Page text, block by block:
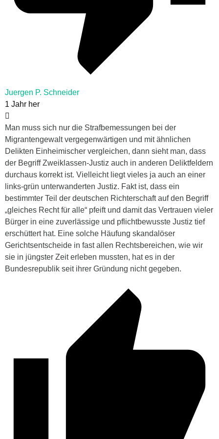
Juergen P. Schneider
1 Jahr her
Man muss sich nur die Strafbemessungen bei der
Migrantengewalt vergegenwärtigen und mit ähnlichen
Delikten Einheimischer vergleichen, dann sieht man, dass
der Begriff Zweiklassen-Justiz auch in anderen Deliktfeldern
durchaus korrekt ist. Vielleicht liegt vieles ja auch an einer
links-grün unterwanderten Justiz. Fakt ist, dass ein
bestimmter Teil der deutschen Richterschaft auf den Begriff
„gleiches Recht für alle“ pfeift und damit das Vertrauen vieler
Bürger in eine zuverlässige und pflichtbewusste Justiz tief
erschüttert hat. Eine solche Häufung skandalöser
Gerichtsentscheide in fast allen Rechtsbereichen, wie wir
sie in jüngster Zeit erleben mussten, hat es in der
Bundesrepublik seit ihrer Gründung nicht gegeben.